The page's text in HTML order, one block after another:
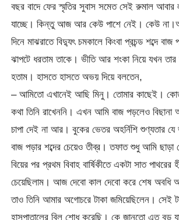
বছর বাদে ফের স্মৃতির সুবাস সমেত সেই রুমাল
যাচ্ছে। কিন্তু আজ আর কেউ পাশে নেই। কেউ
দিনে মাঝরাতে বিদ্যুৎ চমকালে কিংবা প্রচন্ড শব্দে
ঝাপটে ধরতাম তাকে। ভীতি আর শংকা নিয়ে যখন
হতাম। হাসতে হাসতে অভয় দিয়ে বলতেন,
– আমিতো এখানেই আছি মিনু। তোমার কাছেই।
কথা তিনি রাখেননি। এখন আমি বাজ পড়লেও
চাপা দেই না আর। বুকের ভেতর অহর্নিশি শুণ্যতার
বাজ পড়ার শব্দের চেয়েও তীব্র। তফাত শুধু আমি ছাড়া
বিয়ের পর প্রথম বিবাহ বার্ষিকীতে একটা সাত পাথরের
চেয়েছিলাম। আজ দেবো কাল দেবো করে শেষ অবধি
তাও তিনি আমার অগোচরে টাকা জমিয়েছিলেন। সেই
হাসপাতালের বিল শোধ করেছি। কে জানতো এত বড়